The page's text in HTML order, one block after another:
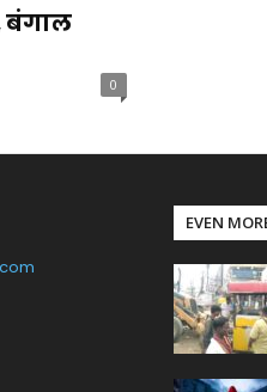
बंगाल
0
EVEN